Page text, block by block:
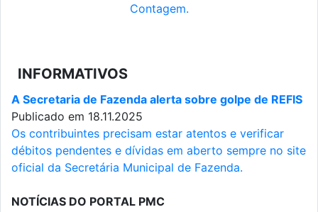
Contagem.
INFORMATIVOS
A Secretaria de Fazenda alerta sobre golpe de REFIS
Publicado em 18.11.2025
Os contribuintes precisam estar atentos e verificar
débitos pendentes e dívidas em aberto sempre no site
oficial da Secretária Municipal de Fazenda.
NOTÍCIAS DO PORTAL PMC